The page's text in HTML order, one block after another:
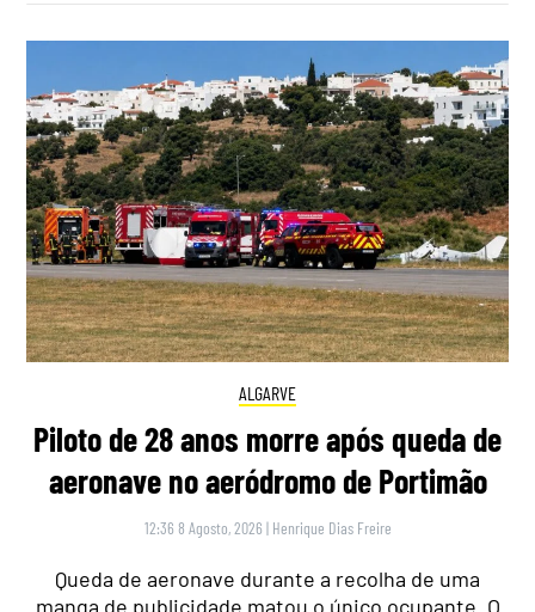
ALGARVE
Piloto de 28 anos morre após queda de
aeronave no aeródromo de Portimão
12:36 8 Agosto, 2026 | Henrique Dias Freire
Queda de aeronave durante a recolha de uma
manga de publicidade matou o único ocupante. O